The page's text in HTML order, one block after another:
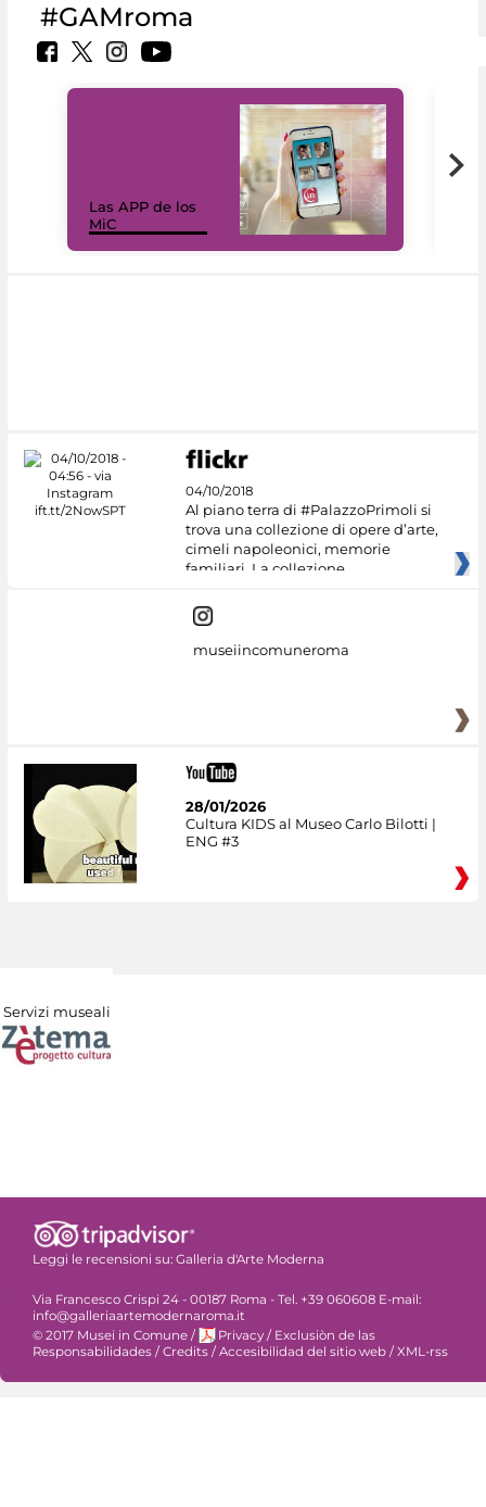
#GAMroma
Las APP de los
MiC
04/10/2018
Al piano terra di #PalazzoPrimoli si
trova una collezione di opere d’arte,
cimeli napoleonici, memorie
familiari. La collezione
museiincomuneroma
28/01/2026
Cultura KIDS al Museo Carlo Bilotti |
ENG #3
Servizi museali
Leggi le recensioni su: Galleria d'Arte Moderna
Via Francesco Crispi 24 - 00187 Roma - Tel. +39 060608 E-mail:
info@galleriaartemodernaroma.it
© 2017 Musei in Comune / Privacy / Exclusiòn de las
Responsabilidades / Credits / Accesibilidad del sitio web / XML-rss